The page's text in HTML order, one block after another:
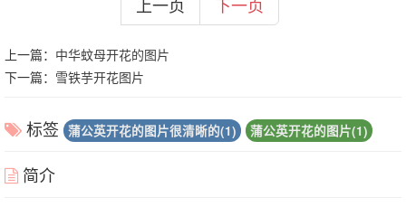
上一页 下一页
上一篇： 中华蚊母开花的图片
下一篇： 雪铁芋开花图片
标签 蒲公英开花的图片很清晰的(1) 蒲公英开花的图片(1)
简介